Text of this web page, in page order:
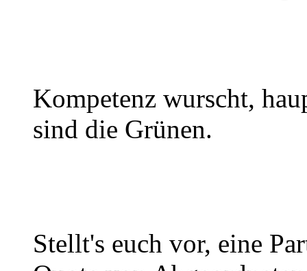
Kompetenz wurscht,
sind die Grünen.
Stellt's euch vor, eine